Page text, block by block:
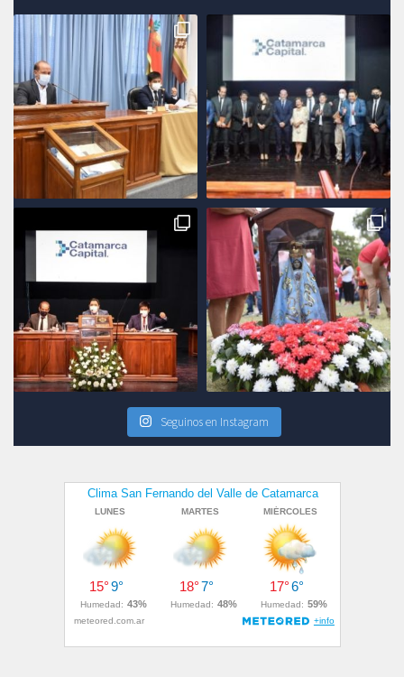
Seguinos en Instagram